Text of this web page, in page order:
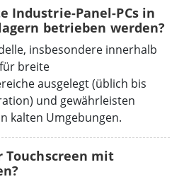
Industrie-Panel-PCs in
betrieben werden?
insbesondere innerhalb
breite
ausgelegt (üblich bis
und gewährleisten
kalten Umgebungen.
mit